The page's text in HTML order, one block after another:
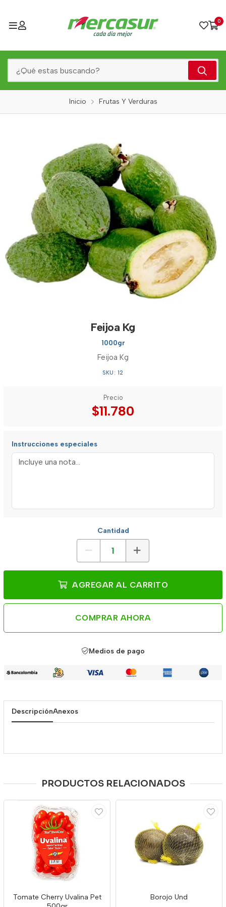
0
Inicio Frutas Y Verduras
Feijoa Kg
1000gr
Feijoa Kg
SKU: 12
Precio
$11.780
Instrucciones especiales
Cantidad
AGREGAR AL CARRITO
COMPRAR AHORA
Medios de pago
DescripciónAnexos
PRODUCTOS RELACIONADOS
Tomate Cherry Uvalina Pet
Borojo Und